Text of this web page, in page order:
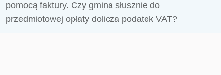
pomocą faktury. Czy gmina słusznie do
przedmiotowej opłaty dolicza podatek VAT?